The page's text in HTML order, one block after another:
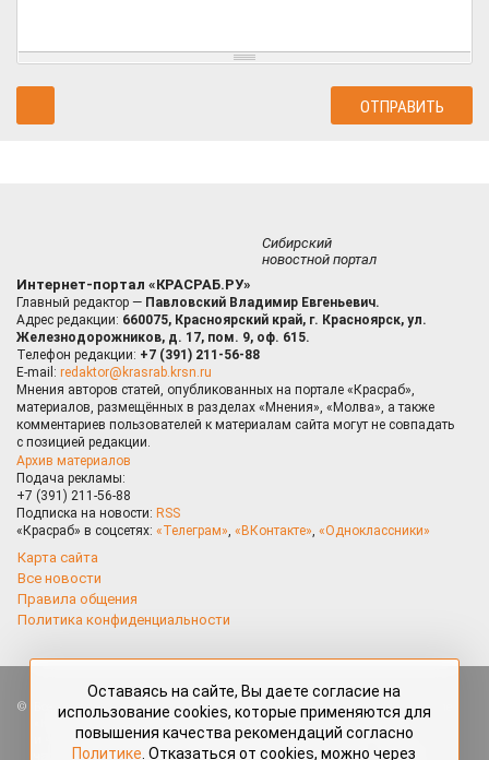
Сибирский
новостной портал
Интернет-портал «КРАСРАБ.РУ»
Главный редактор — Павловский Владимир Евгеньевич.
Адрес редакции: 660075, Красноярский край, г. Красноярск, ул.
Железнодорожников, д. 17, пом. 9, оф. 615.
Телефон редакции: +7 (391) 211-56-88
E-mail: redaktor@krasrab.krsn.ru
Мнения авторов статей, опубликованных на портале «Красраб»,
материалов, размещённых в разделах «Мнения», «Молва», а также
комментариев пользователей к материалам сайта могут не совпадать
с позицией редакции.
Архив материалов
Подача рекламы:
+7 (391) 211-56-88
Подписка на новости: RSS
«Красраб» в соцсетях: «Телеграм», «ВКонтакте», «Одноклассники»
Карта сайта
Все новости
Правила общения
Политика конфиденциальности
Все права защищены. Любые материалы, размещённые на портале
«Красраб.ру» сотрудниками редакции, нештатными авторами
и читателями, являются объектами авторского права. Полное или
частичное использование материалов, размещённых на портале
Оставаясь на сайте, Вы даете согласие на
использование cookies, которые применяются для
повышения качества рекомендаций согласно
Политике . Отказаться от cookies, можно через